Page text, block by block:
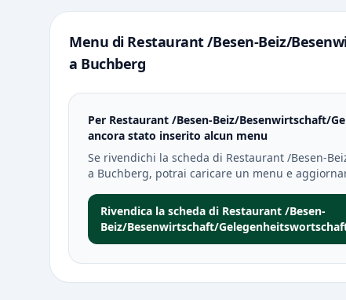
Menu di Restaurant /Besen-Beiz/
a Buchberg
Per Restaurant /Besen-Beiz/Besenwirtschaft/
ancora stato inserito alcun menu
Se rivendichi la scheda di Restaurant /Besen-
a Buchberg, potrai caricare un menu e
Rivendica la scheda di Restaurant /Besen-
Beiz/Besenwirtschaft/